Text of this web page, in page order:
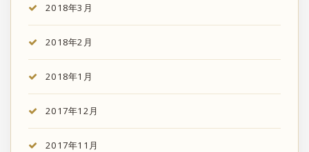
2018年3月
2018年2月
2018年1月
2017年12月
2017年11月